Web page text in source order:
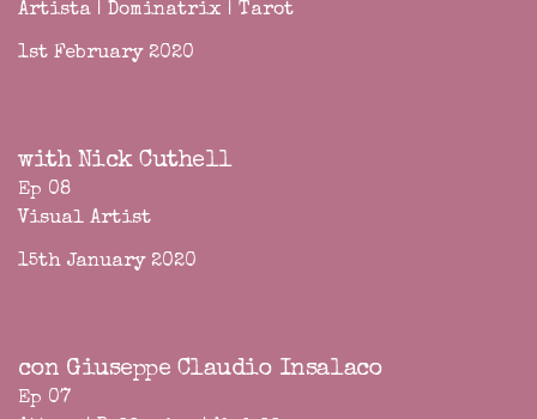
Artista | Dominatrix | Tarot
1st February 2020
with Nick Cuthell
Ep 08
Visual Artist
15th January 2020
con Giuseppe Claudio Insalaco
Ep 07